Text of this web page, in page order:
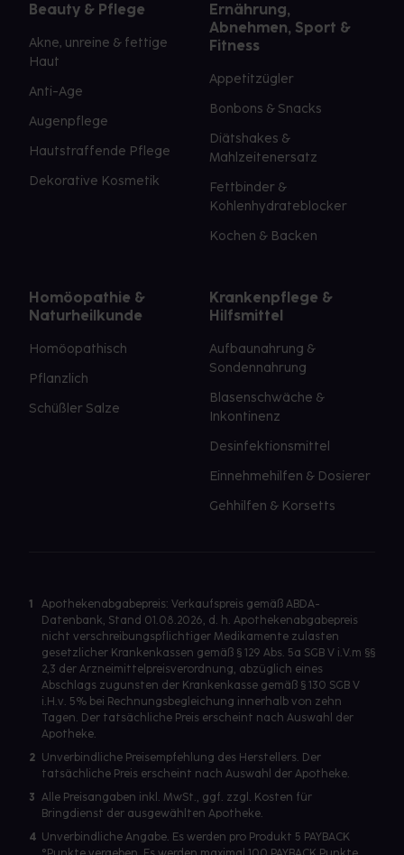
Beauty & Pflege
Akne, unreine & fettige
Haut
Anti-Age
Augenpflege
Hautstraffende Pflege
Dekorative Kosmetik
Ernährung,
Abnehmen, Sport &
Fitness
Appetitzügler
Bonbons & Snacks
Diätshakes &
Mahlzeitenersatz
Fettbinder &
Kohlenhydrateblocker
Kochen & Backen
Homöopathie &
Naturheilkunde
Homöopathisch
Pflanzlich
Schüßler Salze
Krankenpflege &
Hilfsmittel
Aufbaunahrung &
Sondennahrung
Blasenschwäche &
Inkontinenz
Desinfektionsmittel
Einnehmehilfen & Dosierer
Gehhilfen & Korsetts
1
Apothekenabgabepreis: Verkaufspreis gemäß ABDA-
Datenbank, Stand 01.08.2026, d. h. Apothekenabgabepreis
nicht verschreibungspflichtiger Medikamente zulasten
gesetzlicher Krankenkassen gemäß § 129 Abs. 5a SGB V i.V.m §§
2,3 der Arzneimittelpreisverordnung, abzüglich eines
Abschlags zugunsten der Krankenkasse gemäß § 130 SGB V
i.H.v. 5% bei Rechnungsbegleichung innerhalb von zehn
Tagen. Der tatsächliche Preis erscheint nach Auswahl der
Apotheke.
2 Unverbindliche Preisempfehlung des Herstellers. Der
tatsächliche Preis erscheint nach Auswahl der Apotheke.
3 Alle Preisangaben inkl. MwSt., ggf. zzgl. Kosten für
Bringdienst der ausgewählten Apotheke.
4 Unverbindliche Angabe. Es werden pro Produkt 5 PAYBACK